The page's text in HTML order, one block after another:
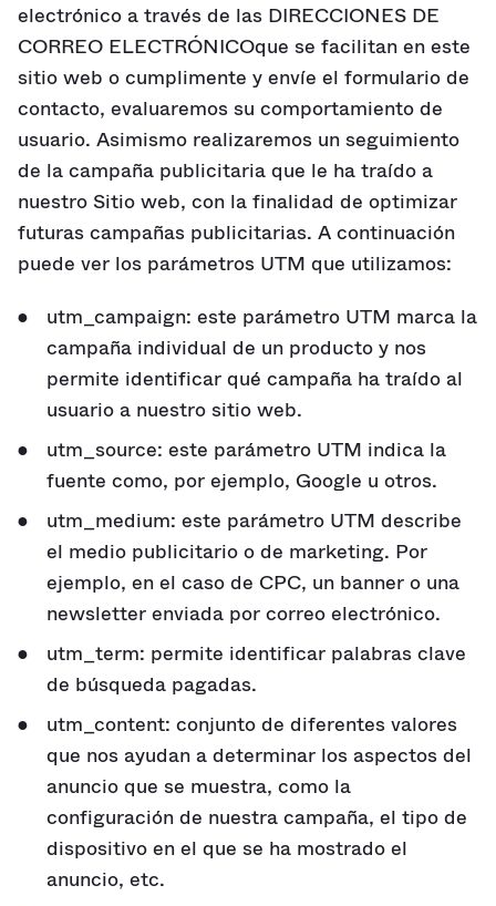
electrónico a través de las DIRECCIONES DE
CORREO ELECTRÓNICOque se facilitan en este
sitio web o cumplimente y envíe el formulario de
contacto, evaluaremos su comportamiento de
usuario. Asimismo realizaremos un seguimiento
de la campaña publicitaria que le ha traído a
nuestro Sitio web, con la finalidad de optimizar
futuras campañas publicitarias. A continuación
puede ver los parámetros UTM que utilizamos:
utm_campaign: este parámetro UTM marca la
campaña individual de un producto y nos
permite identificar qué campaña ha traído al
usuario a nuestro sitio web.
utm_source: este parámetro UTM indica la
fuente como, por ejemplo, Google u otros.
utm_medium: este parámetro UTM describe
el medio publicitario o de marketing. Por
ejemplo, en el caso de CPC, un banner o una
newsletter enviada por correo electrónico.
utm_term: permite identificar palabras clave
de búsqueda pagadas.
utm_content: conjunto de diferentes valores
que nos ayudan a determinar los aspectos del
anuncio que se muestra, como la
configuración de nuestra campaña, el tipo de
dispositivo en el que se ha mostrado el
anuncio, etc.